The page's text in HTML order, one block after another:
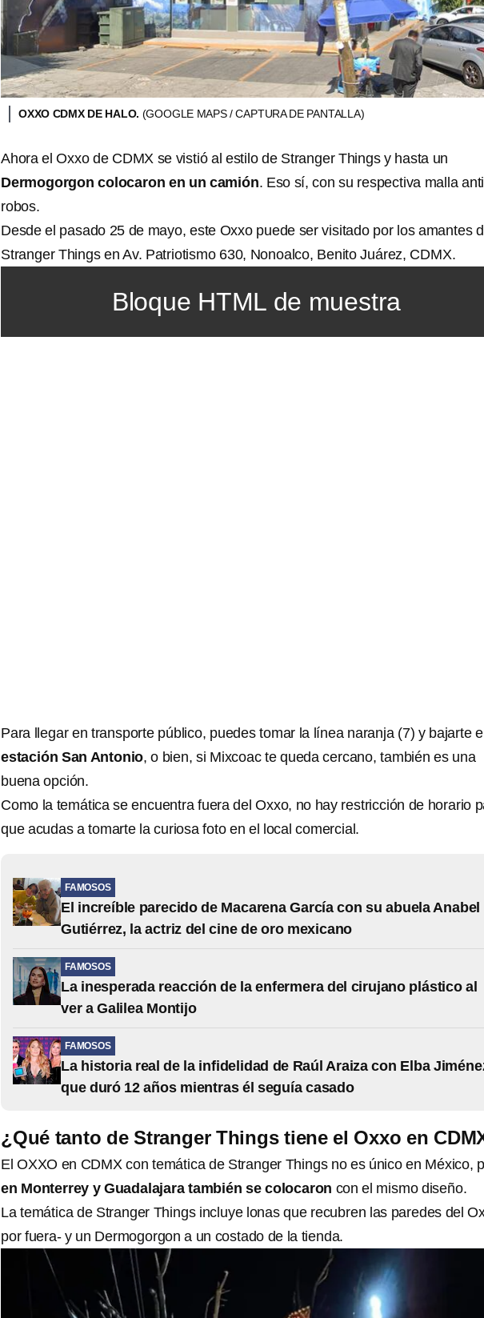
OXXO CDMX DE HALO. (GOOGLE MAPS / CAPTURA DE PANTALLA)
Ahora el Oxxo de CDMX se vistió al estilo de Stranger Things y hasta un
Dermogorgon colocaron en un camión. Eso sí, con su respectiva malla anti
robos.
Desde el pasado 25 de mayo, este Oxxo puede ser visitado por los amantes
Stranger Things en Av. Patriotismo 630, Nonoalco, Benito Juárez, CDMX.
Bloque HTML de muestra
Para llegar en transporte público, puedes tomar la línea naranja (7) y bajarte
estación San Antonio, o bien, si Mixcoac te queda cercano, también es una
buena opción.
Como la temática se encuentra fuera del Oxxo, no hay restricción de horario
que acudas a tomarte la curiosa foto en el local comercial.
FAMOSOS
El increíble parecido de Macarena García con su abuela Anabel
Gutiérrez, la actriz del cine de oro mexicano
FAMOSOS
La inesperada reacción de la enfermera del cirujano plástico al
ver a Galilea Montijo
FAMOSOS
La historia real de la infidelidad de Raúl Araiza con Elba
que duró 12 años mientras él seguía casado
¿Qué tanto de Stranger Things tiene el Oxxo en
El OXXO en CDMX con temática de Stranger Things no es único en México,
en Monterrey y Guadalajara también se colocaron con el mismo diseño.
La temática de Stranger Things incluye lonas que recubren las paredes del
por fuera- y un Dermogorgon a un costado de la tienda.